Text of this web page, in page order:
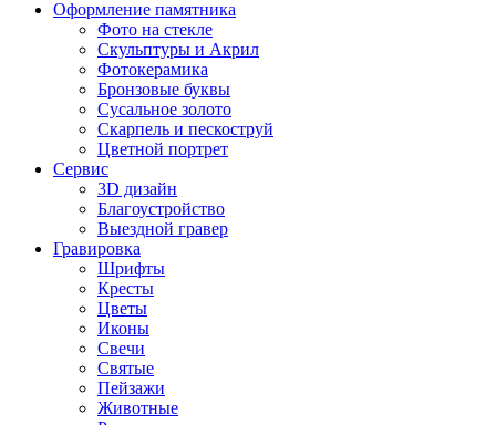
Оформление памятника
Фото на стекле
Скульптуры и Акрил
Фотокерамика
Бронзовые буквы
Сусальное золото
Скарпель и пескоструй
Цветной портрет
Сервис
3D дизайн
Благоустройство
Выездной гравер
Гравировка
Шрифты
Кресты
Цветы
Иконы
Свечи
Святые
Пейзажи
Животные